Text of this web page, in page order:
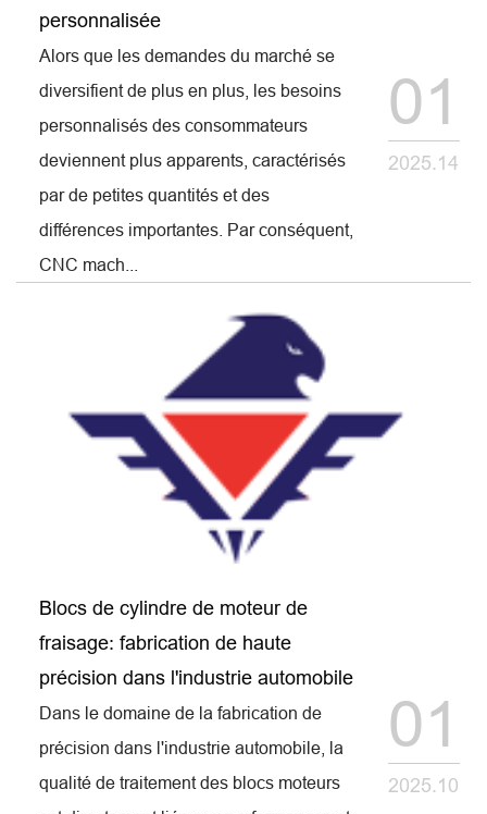
personnalisée
Alors que les demandes du marché se
diversifient de plus en plus, les besoins
personnalisés des consommateurs
deviennent plus apparents, caractérisés
par de petites quantités et des
différences importantes. Par conséquent,
CNC mach...
01
2025.14
Blocs de cylindre de moteur de
fraisage: fabrication de haute
précision dans l'industrie automobile
Dans le domaine de la fabrication de
précision dans l'industrie automobile, la
qualité de traitement des blocs moteurs
01
2025.10